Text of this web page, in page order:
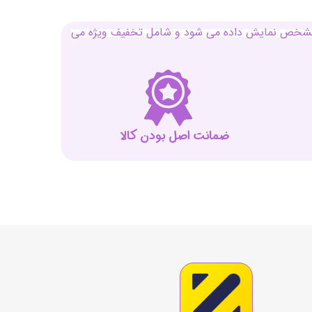
مشخص نمایش داده می شود و شامل تخفیف ویژه می
ضمانت اصل بودن کالا